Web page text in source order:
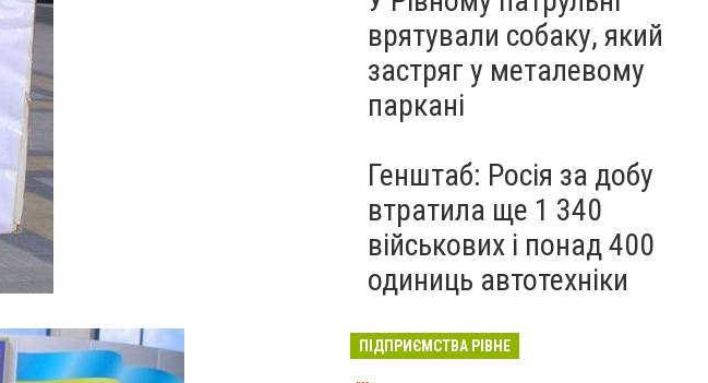
врятували собаку, який
застряг у металевому
паркані
Генштаб: Росія за добу
втратила ще 1 340
військових і понад 400
одиниць автотехніки
ПІДПРИЄМСТВА РІВНЕ